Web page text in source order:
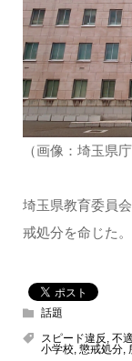
（画像：埼玉県庁
埼玉県教育委員
戒処分を命じた。
話題
スピード違反 , 不
小学校, 懲戒処分,